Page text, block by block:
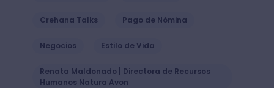
Crehana Talks Pago de Nómina
Negocios Estilo de Vida
Renata Maldonado | Directora de Recursos
Humanos Natura Avon